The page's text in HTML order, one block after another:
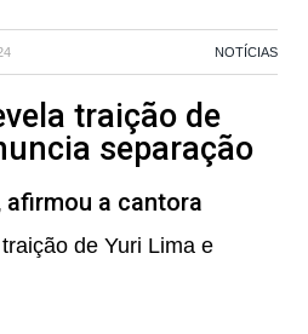
NOTÍCIAS
traição de
separação
afirmou a cantora
de Yuri Lima e